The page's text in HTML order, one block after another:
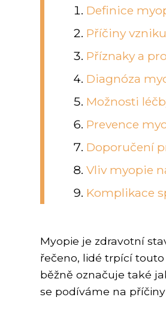
Definice
Příčiny
Příznaky a
Diagnóza
Možnosti
Prevence
Doporučení
Vliv myopie
Komplikace
Myopie je zdravotní
řečeno, lidé trpící
běžně označuje také
se podíváme na